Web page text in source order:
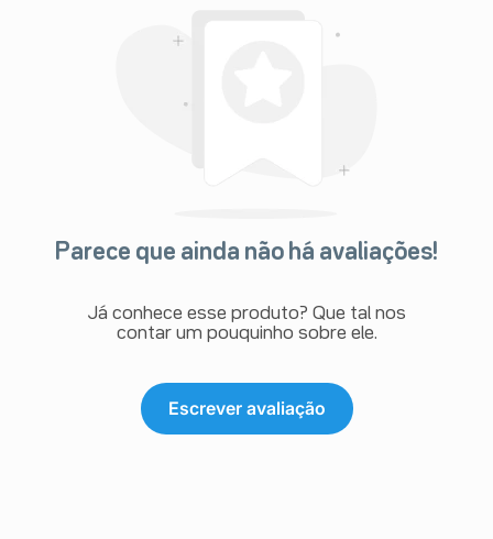
Parece que ainda não há avaliações!
Já conhece esse produto? Que tal nos
contar um pouquinho sobre ele.
Escrever avaliação